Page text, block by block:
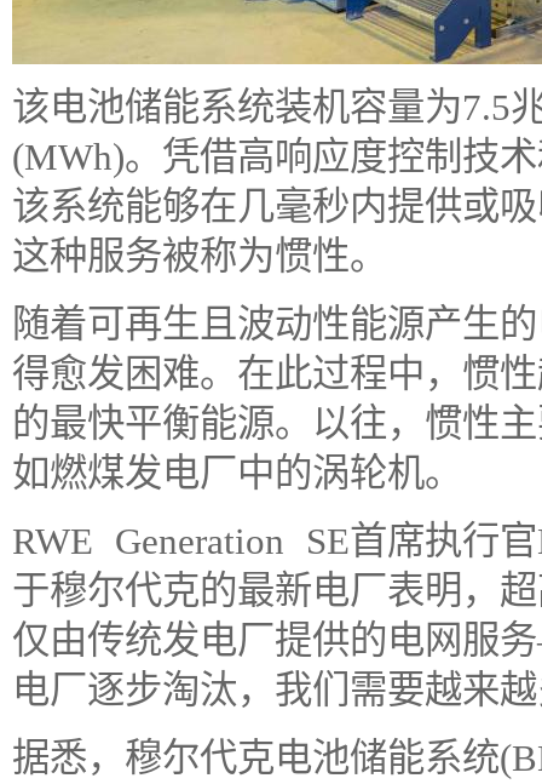
该电池储能系统装机容量为7.5
(MWh)。凭借高响应度控制技
该系统能够在几毫秒内提供或
这种服务被称为惯性。
随着可再生且波动性能源产生
得愈发困难。在此过程中，惯
的最快平衡能源。以往，惯性
如燃煤发电厂中的涡轮机。
RWE Generation SE首席执行
于穆尔代克的最新电厂表明，
仅由传统发电厂提供的电网服
电厂逐步淘汰，我们需要越来
据悉，穆尔代克电池储能系统